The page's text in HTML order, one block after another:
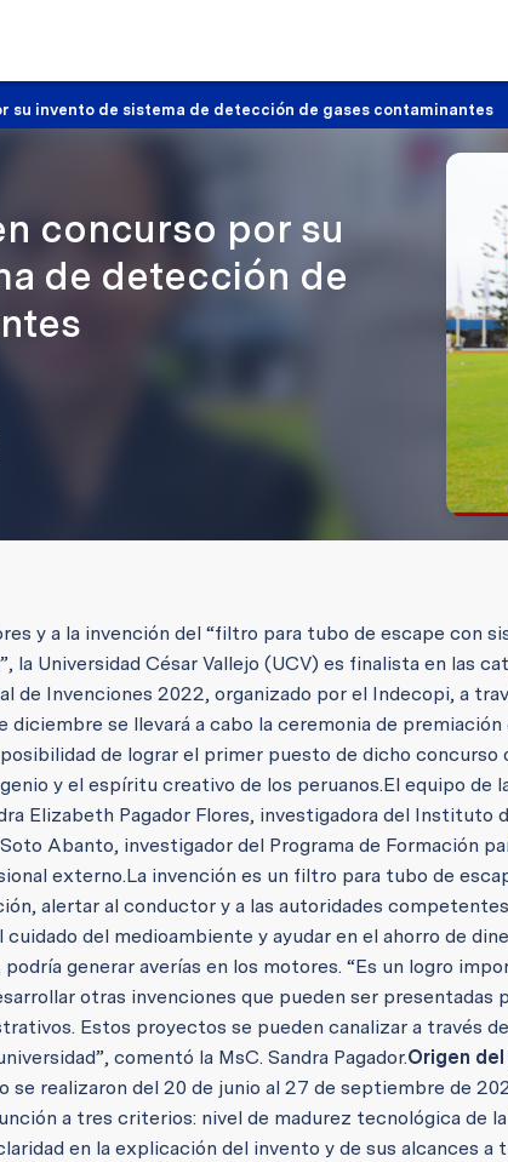
su invento de sistema de detección de gases contaminantes
concurso por su
de detección de
y a la invención del “filtro para tubo de escape con
la Universidad César Vallejo (UCV) es finalista en las
de Invenciones 2022, organizado por el Indecopi, a
diciembre se llevará a cabo la ceremonia de
de lograr el primer puesto de dicho concurso
y el espíritu creativo de los peruanos.El equipo de
Elizabeth Pagador Flores, investigadora del Instituto
Abanto, investigador del Programa de Formación
externo.La invención es un filtro para tubo de
alertar al conductor y a las autoridades
del medioambiente y ayudar en el ahorro de
generar averías en los motores. “Es un logro
otras invenciones que pueden ser presentadas
Estos proyectos se pueden canalizar a través
comentó la MsC. Sandra Pagador.Origen
se realizaron del 20 de junio al 27 de septiembre de
a tres criterios: nivel de madurez tecnológica de
en la explicación del invento y de sus alcances a